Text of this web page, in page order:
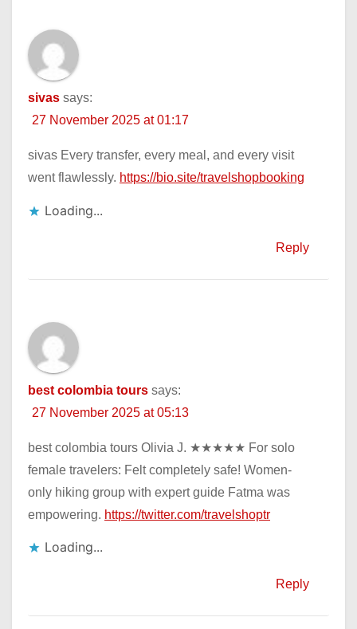
sivas says:
27 November 2025 at 01:17
sivas Every transfer, every meal, and every visit
went flawlessly. https://bio.site/travelshopbooking
Loading...
Reply
best colombia tours says:
27 November 2025 at 05:13
best colombia tours Olivia J. ★★★★★ For solo
female travelers: Felt completely safe! Women-
only hiking group with expert guide Fatma was
empowering. https://twitter.com/travelshoptr
Loading...
Reply